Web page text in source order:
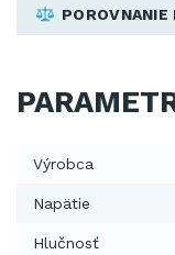
Výrobca
Napätie
Hlučnosť